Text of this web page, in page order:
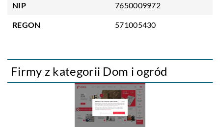
NIP 7650009972
REGON 571005430
Firmy z kategorii Dom i ogród